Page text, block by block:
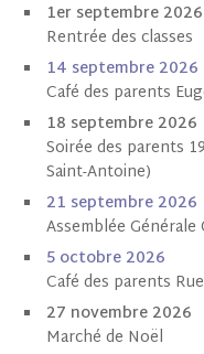
1er septembre 2026
Rentrée des classes
14 septembre 2026
Café des parents
18 septembre 2026
Soirée des parents
Saint-Antoine)
21 septembre 2026
Assemblée
5 octobre 2026
Café des parents
27 novembre 2026
Marché de Noël